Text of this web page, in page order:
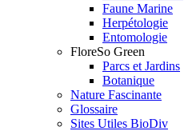
Faune Marine
Herpétologie
Entomologie
FloreSo Green
Parcs et Jardins
Botanique
Nature Fascinante
Glossaire
Sites Utiles BioDiv